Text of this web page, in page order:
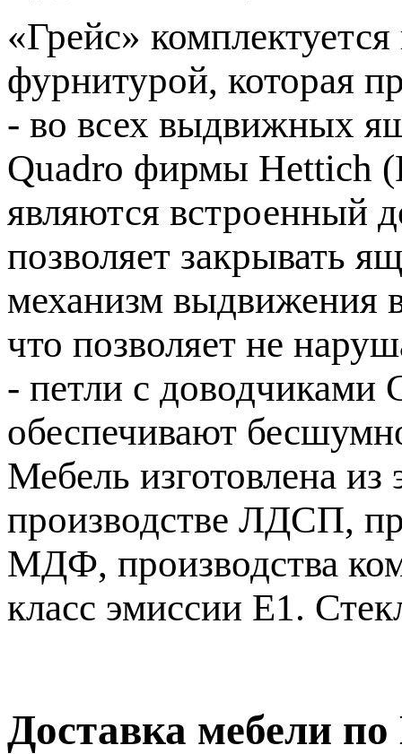
«Грейс»
фурнитурой, которая
- во всех выдвижных
Quadro фирмы Hettich
являются встроенный
позволяет закрывать
механизм выдвижения
что позволяет не
- петли с доводчиками
обеспечивают
Мебель изготовлена
производстве ЛДСП,
МДФ, производства
класс эмиссии Е1.
Доставка мебели